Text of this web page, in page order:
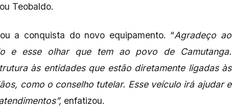
Teobaldo.
a conquista do novo equipamento. “Agradeço ao
e esse olhar que tem ao povo de Camutanga.
às entidades que estão diretamente ligadas às
como o conselho tutelar. Esse veículo irá ajudar e
enfatizou.